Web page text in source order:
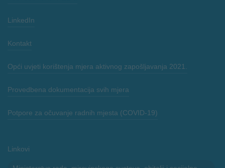
LinkedIn
Kontakt
Opći uvjeti korištenja mjera aktivnog zapošljavanja 2021.
Provedbena dokumentacija svih mjera
Potpore za očuvanje radnih mjesta (COVID-19)
Linkovi